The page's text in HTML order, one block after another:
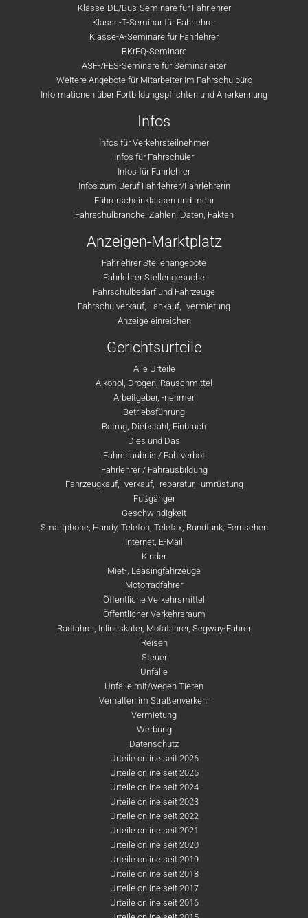
Klasse-DE/Bus-Seminare für Fahrlehrer
Klasse-T-Seminar für Fahrlehrer
Klasse-A-Seminare für Fahrlehrer
BKrFQ-Seminare
ASF-/FES-Seminare für Seminarleiter
Weitere Angebote für Mitarbeiter im Fahrschulbüro
Informationen über Fortbildungspflichten und Anerkennung
Infos
Infos für Verkehrsteilnehmer
Infos für Fahrschüler
Infos für Fahrlehrer
Infos zum Beruf Fahrlehrer/Fahrlehrerin
Führerscheinklassen und mehr
Fahrschulbranche: Zahlen, Daten, Fakten
Anzeigen-Marktplatz
Fahrlehrer Stellenangebote
Fahrlehrer Stellengesuche
Fahrschulbedarf und Fahrzeuge
Fahrschulverkauf, - ankauf, -vermietung
Anzeige einreichen
Gerichtsurteile
Alle Urteile
Alkohol, Drogen, Rauschmittel
Arbeitgeber, -nehmer
Betriebsführung
Betrug, Diebstahl, Einbruch
Dies und Das
Fahrerlaubnis / Fahrverbot
Fahrlehrer / Fahrausbildung
Fahrzeugkauf, -verkauf, -reparatur, -umrüstung
Fußgänger
Geschwindigkeit
Smartphone, Handy, Telefon, Telefax, Rundfunk, Fernsehen
Internet, E-Mail
Kinder
Miet-, Leasingfahrzeuge
Motorradfahrer
Öffentliche Verkehrsmittel
Öffentlicher Verkehrsraum
Radfahrer, Inlineskater, Mofafahrer, Segway-Fahrer
Reisen
Steuer
Unfälle
Unfälle mit/wegen Tieren
Verhalten im Straßenverkehr
Vermietung
Werbung
Datenschutz
Urteile online seit 2026
Urteile online seit 2025
Urteile online seit 2024
Urteile online seit 2023
Urteile online seit 2022
Urteile online seit 2021
Urteile online seit 2020
Urteile online seit 2019
Urteile online seit 2018
Urteile online seit 2017
Urteile online seit 2016